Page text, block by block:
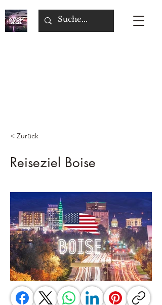
< Zurück
Reiseziel Boise